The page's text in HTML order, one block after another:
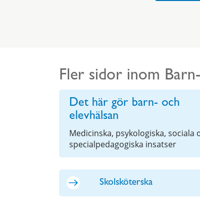
Fler sidor inom
Det här gör barn- och
elevhälsan
Medicinska, psykologiska, sociala
specialpedagogiska insatser
Skolsköterska